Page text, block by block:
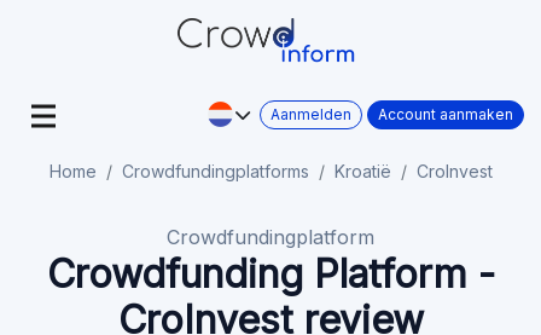
Aanmelden Account aanmaken
Home Crowdfundingplatforms Kroatië CroInvest
Crowdfundingplatform
Crowdfunding Platform -
CroInvest review